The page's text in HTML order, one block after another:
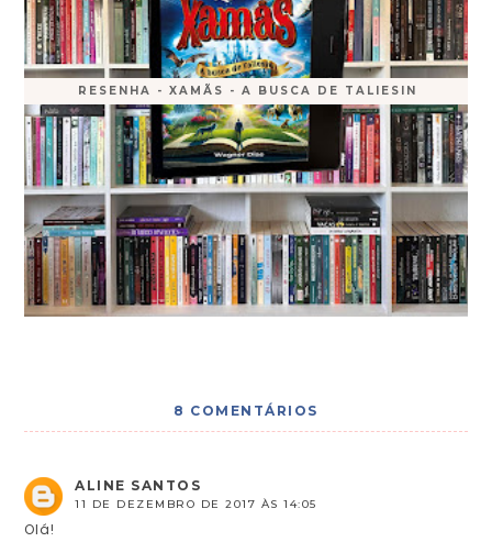
RESENHA - XAMÃS - A BUSCA DE TALIESIN
8 COMENTÁRIOS
ALINE SANTOS
11 DE DEZEMBRO DE 2017 ÀS 14:05
Olá!